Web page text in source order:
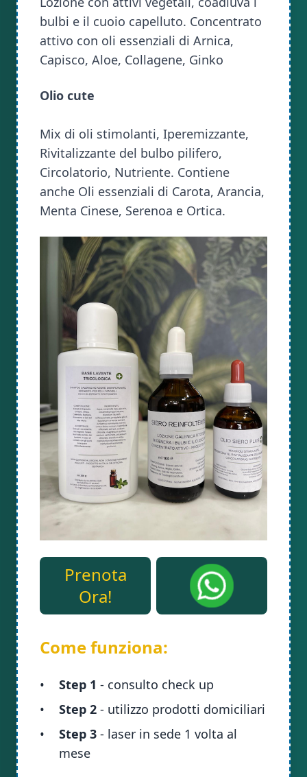
bulbi e il cuoio capelluto. Concentrato
attivo con oli essenziali di Arnica,
Capisco, Aloe, Collagene, Ginko
Olio cute
Mix di oli stimolanti, Iperemizzante,
Rivitalizzante del bulbo pilifero,
Circolatorio, Nutriente. Contiene
anche Oli essenziali di Carota, Arancia,
Menta Cinese, Serenoa e Ortica.
Prenota
Ora!
Come funziona:
• Step 1 - consulto check up
•
Step 2- utilizzo prodotti domiciliari
•
Step 3- laser in sede 1 volta al
mese